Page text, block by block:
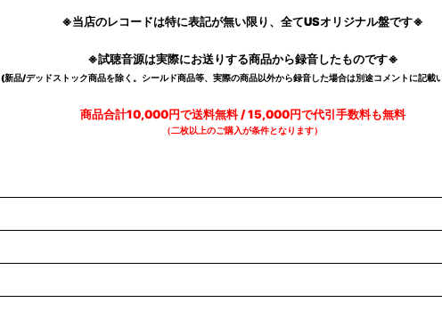
※当店のレコードは特に表記が無い限り、全てUSオリジナル盤です※
※試聴音源は実際にお送りする商品から録音したものです※
(新品/デッドストック商品を除く。シールド商品等、実際の商品以外から録音した場合は別途コメントに記載
商品合計10,000円で送料無料 / 15,000円で代引手数料も無料
（二枚以上のご購入が条件となります）